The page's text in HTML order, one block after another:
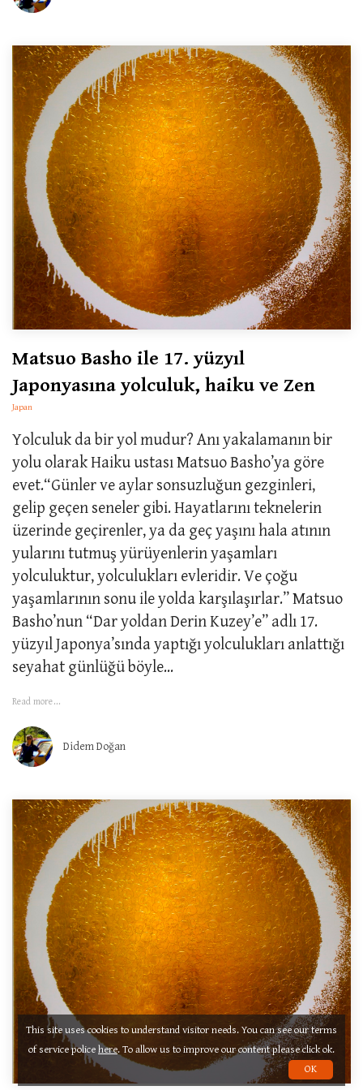
Matsuo Basho ile 17. yüzyıl
Japonyasına yolculuk, haiku ve Zen
Japan
Yolculuk da bir yol mudur? Anı yakalamanın bir
yolu olarak Haiku ustası Matsuo Basho’ya göre
evet.“Günler ve aylar sonsuzluğun gezginleri,
gelip geçen seneler gibi. Hayatlarını teknelerin
üzerinde geçirenler, ya da geç yaşını hala atının
yularını tutmuş yürüyenlerin yaşamları
yolculuktur, yolculukları evleridir. Ve çoğu
yaşamlarının sonu ile yolda karşılaşırlar.” Matsuo
Basho’nun “Dar yoldan Derin Kuzey’e” adlı 17.
yüzyıl Japonya’sında yaptığı yolculukları anlattığı
seyahat günlüğü böyle...
Read more...
Didem Doğan
This site uses cookies to understand visitor needs. You can see our terms
of service police here. To allow us to improve our content please click ok.
OK